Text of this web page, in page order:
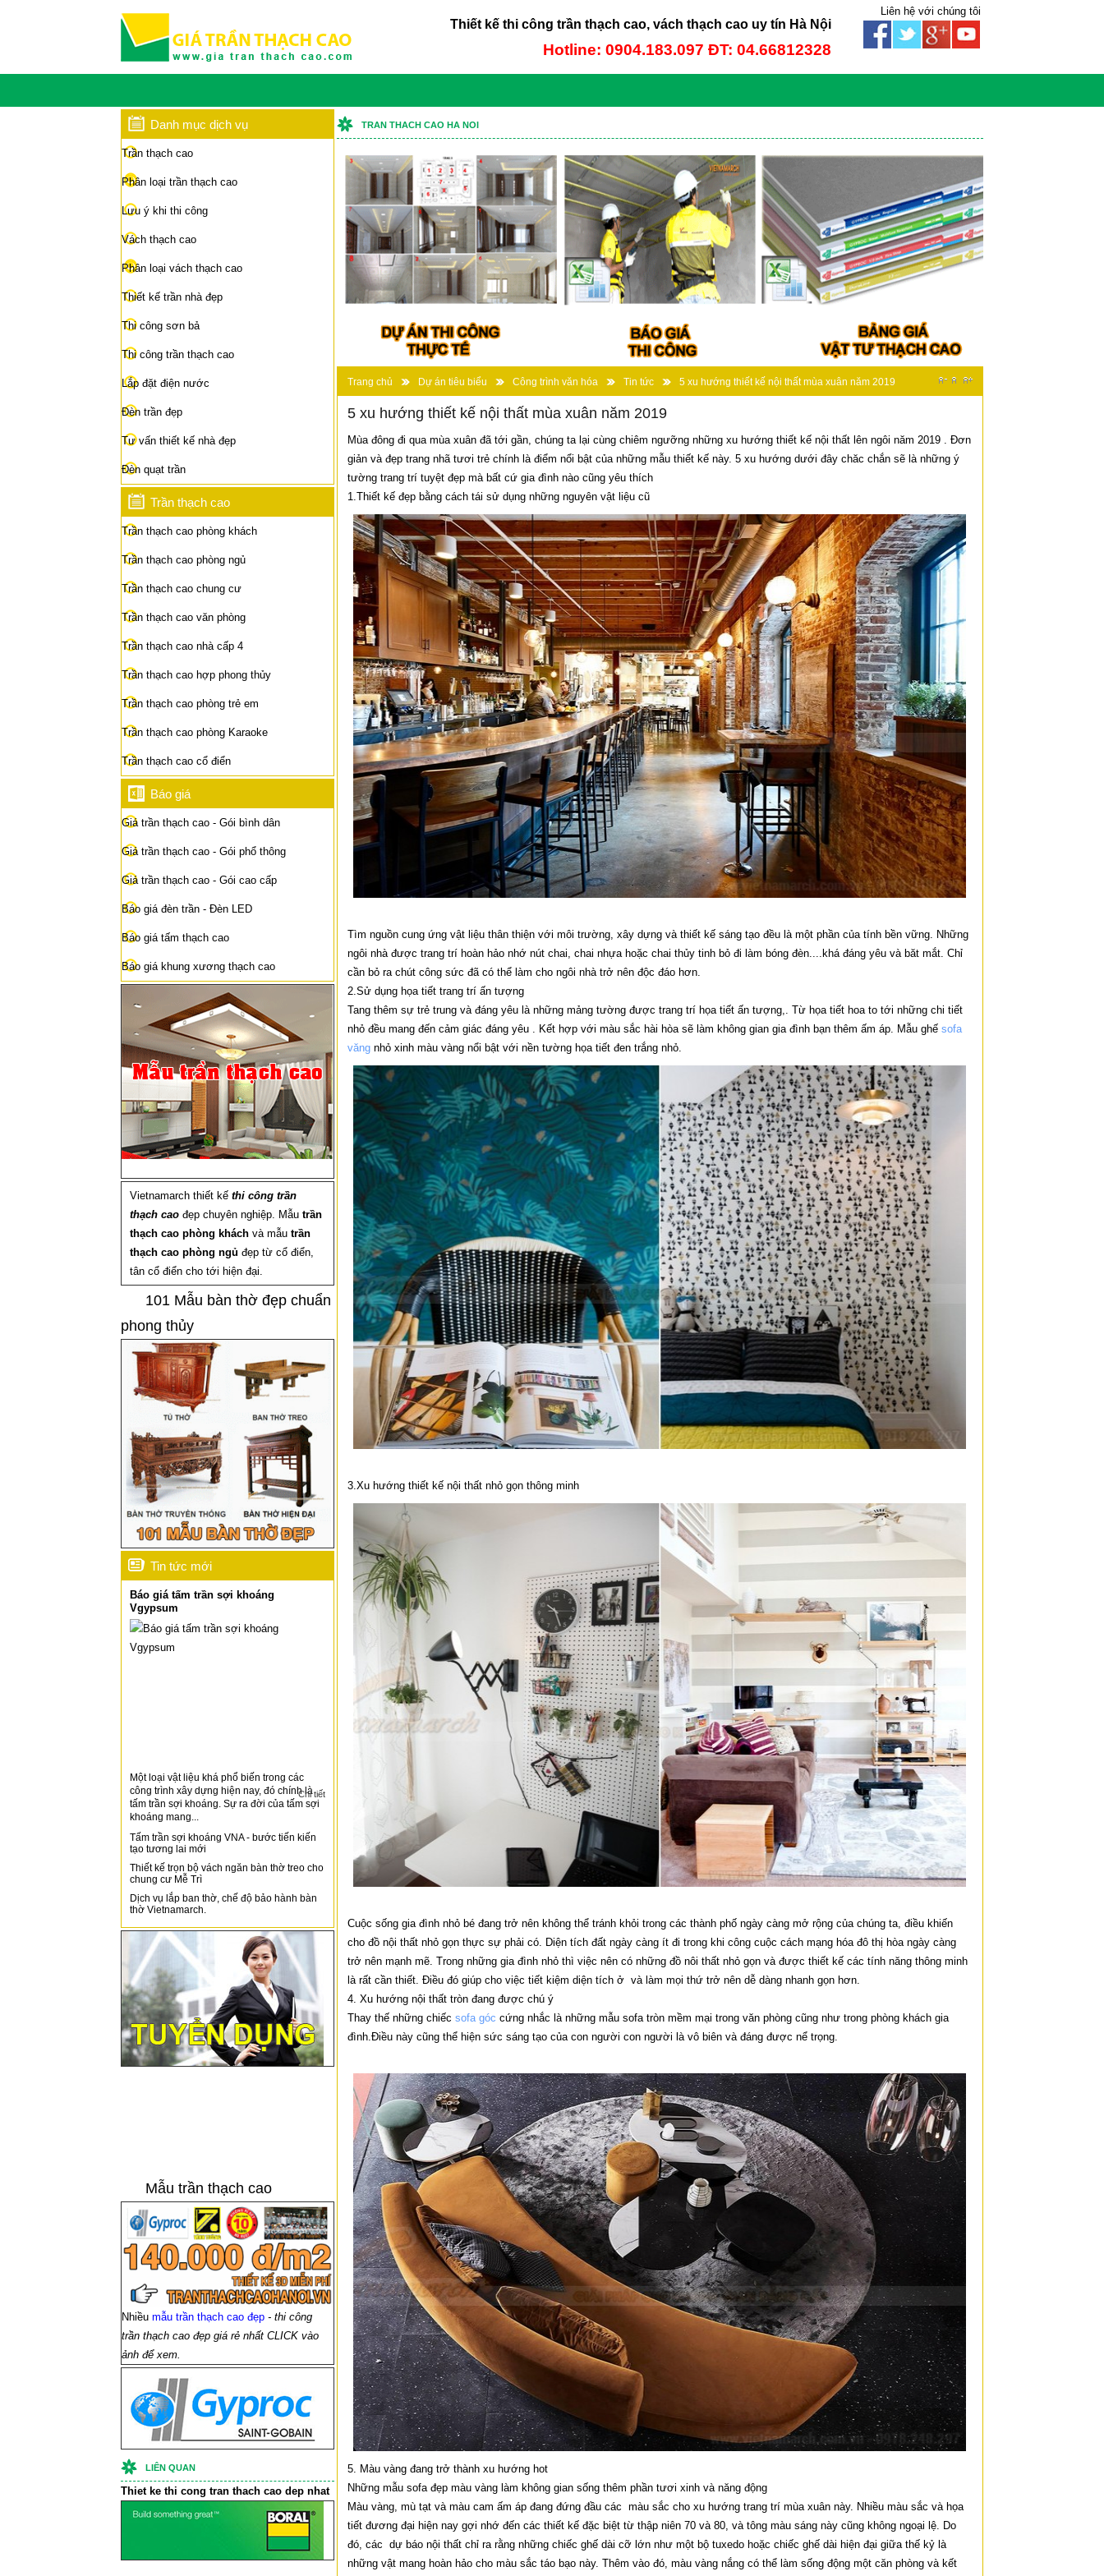
Thiết kế thi công trần thạch cao, vách thạch cao uy tín Hà Nội
Hotline: 0904.183.097 ĐT: 04.66812328
Liên hệ với chúng tôi
Danh mục dịch vụ
Trần thạch cao
Phân loại trần thạch cao
Lưu ý khi thi công
Vách thạch cao
Phân loại vách thạch cao
Thiết kế trần nhà đẹp
Thi công sơn bả
Thi công trần thạch cao
Lắp đặt điện nước
Đèn trần đẹp
Tư vấn thiết kế nhà đẹp
Đèn quạt trần
Trần thạch cao
Trần thạch cao phòng khách
Trần thạch cao phòng ngủ
Trần thạch cao chung cư
Trần thạch cao văn phòng
Trần thạch cao nhà cấp 4
Trần thạch cao hợp phong thủy
Trần thạch cao phòng trẻ em
Trần thạch cao phòng Karaoke
Trần thạch cao cổ điển
Báo giá
Giá trần thạch cao - Gói bình dân
Giá trần thạch cao - Gói phổ thông
Giá trần thạch cao - Gói cao cấp
Báo giá đèn trần - Đèn LED
Báo giá tấm thạch cao
Báo giá khung xương thạch cao
Vietnamarch thiết kế thi công trần
thạch cao đẹp chuyên nghiệp. Mẫu trần
thạch cao phòng khách và mẫu trần
thạch cao phòng ngủ đẹp từ cổ điển,
tân cổ điển cho tới hiện đại.
101 Mẫu bàn thờ đẹp chuẩn
phong thủy
Tin tức mới
Báo giá tấm trần sợi khoáng
Vgypsum
Một loại vật liệu khá phổ biến trong các
công trình xây dựng hiện nay, đó chính là
tấm trần sợi khoáng. Sự ra đời của tấm sợi
khoáng mang...
Chi tiết
Tấm trần sợi khoáng VNA - bước tiến kiến
tạo tương lai mới
Thiết kế trọn bộ vách ngăn bàn thờ treo cho
chung cư Mễ Trì
Dịch vụ lắp ban thờ, chế độ bảo hành bàn
thờ Vietnamarch.
Mẫu trần thạch cao
Nhiều mẫu trần thạch cao đẹp - thi công
trần thạch cao đẹp giá rẻ nhất CLICK vào
ảnh để xem.
LIÊN QUAN
Thiet ke thi cong tran thach cao dep nhat
TRAN THACH CAO HA NOI
Trang chủ Dự án tiêu biểu Công trình văn hóa Tin tức 5 xu hướng thiết kế nội thất mùa xuân năm 2019
5 xu hướng thiết kế nội thất mùa xuân năm 2019
Mùa đông đi qua mùa xuân đã tới gần, chúng ta lại cùng chiêm ngưỡng những xu hướng thiết kế nội thất lên ngôi năm 2019 . Đơn
giản và đẹp trang nhã tươi trẻ chính là điểm nổi bật của những mẫu thiết kế này. 5 xu hướng dưới đây chăc chắn sẽ là những ý
tường trang trí tuyệt đẹp mà bất cứ gia đình nào cũng yêu thích
1.Thiết kế đẹp bằng cách tái sử dụng những nguyên vật liệu cũ
Tìm nguồn cung ứng vật liệu thân thiện với môi trường, xây dựng và thiết kế sáng tạo đều là một phần của tính bền vững. Những
ngôi nhà được trang trí hoàn hảo nhớ nút chai, chai nhựa hoặc chai thủy tinh bỏ đi làm bóng đèn....khá đáng yêu và băt mắt. Chỉ
cần bỏ ra chút công sức đã có thể làm cho ngôi nhà trở nên độc đáo hơn.
2.Sử dụng họa tiết trang trí ấn tượng
Tang thêm sự trẻ trung và đáng yêu là những mảng tường được trang trí họa tiết ấn tượng,. Từ họa tiết hoa to tới những chi tiết
nhỏ đều mang đến cảm giác đáng yêu . Kết hợp với màu sắc hài hòa sẽ làm không gian gia đình bạn thêm ấm áp. Mẫu ghế sofa
văngnhỏ xinh màu vàng nổi bật với nền tường họa tiết đen trắng nhỏ.
3.Xu hướng thiết kế nội thất nhỏ gọn thông minh
Cuộc sống gia đình nhỏ bé đang trở nên không thể tránh khỏi trong các thành phố ngày càng mở rộng của chúng ta, điều khiến
cho đồ nội thất nhỏ gọn thực sự phải có. Diện tích đất ngày càng ít đi trong khi công cuộc cách mạng hóa đô thị hòa ngày càng
trở nên mạnh mẽ. Trong những gia đình nhỏ thì việc nên có những đồ nôi thất nhỏ gọn và được thiết kế các tính năng thông minh
là rất cần thiết. Điều đó giúp cho việc tiết kiệm diện tích ở và làm mọi thứ trở nên dễ dàng nhanh gọn hơn.
4. Xu hướng nội thất tròn đang được chú ý
Thay thế những chiếc sofa góc cứng nhắc là những mẫu sofa tròn mềm mại trong văn phòng cũng như trong phòng khách gia
đình.Điều này cũng thể hiện sức sáng tạo của con người con người là vô biên và đáng được nể trọng.
5. Màu vàng đang trở thành xu hướng hot
Những mẫu sofa đẹp màu vàng làm không gian sống thêm phần tươi xinh và năng động
Màu vàng, mù tạt và màu cam ấm áp đang đứng đầu các màu sắc cho xu hướng trang trí mùa xuân này. Nhiều màu sắc và họa
tiết đương đại hiện nay gợi nhớ đến các thiết kế đặc biệt từ thập niên 70 và 80, và tông màu sáng này cũng không ngoại lệ. Do
đó, các dự báo nội thất chỉ ra rằng những chiếc ghế dài cỡ lớn như một bộ tuxedo hoặc chiếc ghế dài hiện đại giữa thế kỷ là
những vật mang hoàn hảo cho màu sắc táo bạo này. Thêm vào đó, màu vàng nắng có thể làm sống động một căn phòng và kết